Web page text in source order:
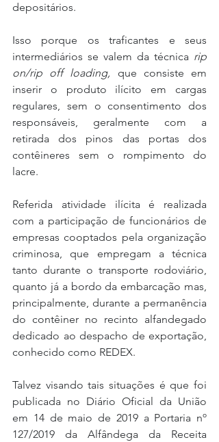
depositários.
Isso porque os traficantes e seus
intermediários se valem da técnica rip
on/rip off loading, que consiste em
inserir o produto ilícito em cargas
regulares, sem o consentimento dos
responsáveis, geralmente com a
retirada dos pinos das portas dos
contêineres sem o rompimento do
lacre.
Referida atividade ilícita é realizada
com a participação de funcionários de
empresas cooptados pela organização
criminosa, que empregam a técnica
tanto durante o transporte rodoviário,
quanto já a bordo da embarcação mas,
principalmente, durante a permanência
do contêiner no recinto alfandegado
dedicado ao despacho de exportação,
conhecido como REDEX.
Talvez visando tais situações é que foi
publicada no Diário Oficial da União
em 14 de maio de 2019 a Portaria nº
127/2019 da Alfândega da Receita